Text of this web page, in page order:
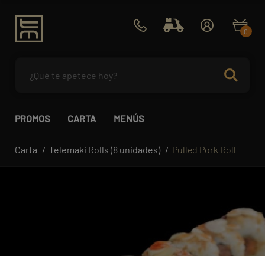
0
PROMOS CARTA MENÚS
Carta Telemaki Rolls (8 unidades) Pulled Pork Roll